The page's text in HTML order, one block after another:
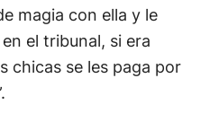
magia con ella y le
el tribunal, si era
chicas se les paga por